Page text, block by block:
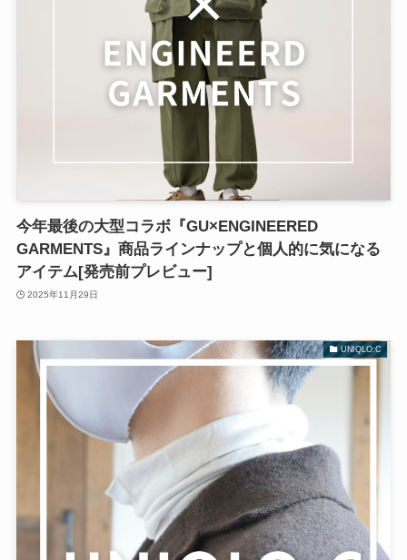
今年最後の大型コラボ『GU×ENGINEERED
GARMENTS』商品ラインナップと個人的に気になる
アイテム[発売前プレビュー]
2025年11月29日
UNIQLO:C